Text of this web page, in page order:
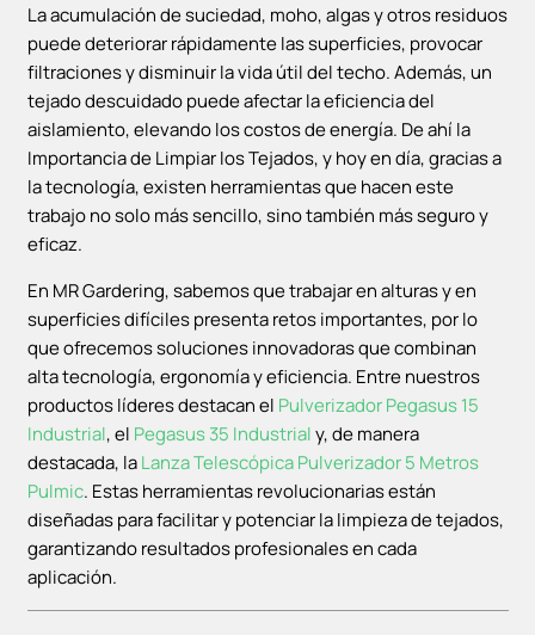
La acumulación de suciedad, moho, algas y otros residuos
puede deteriorar rápidamente las superficies, provocar
filtraciones y disminuir la vida útil del techo. Además, un
tejado descuidado puede afectar la eficiencia del
aislamiento, elevando los costos de energía. De ahí la
Importancia de Limpiar los Tejados, y hoy en día, gracias a
la tecnología, existen herramientas que hacen este
trabajo no solo más sencillo, sino también más seguro y
eficaz.
En MR Gardering, sabemos que trabajar en alturas y en
superficies difíciles presenta retos importantes, por lo
que ofrecemos soluciones innovadoras que combinan
alta tecnología, ergonomía y eficiencia. Entre nuestros
productos líderes destacan el Pulverizador Pegasus 15
Industrial, el Pegasus 35 Industrialy, de manera
destacada, laLanza Telescópica Pulverizador 5 Metros
Pulmic. Estas herramientas revolucionarias están
diseñadas para facilitar y potenciar la limpieza de tejados,
garantizando resultados profesionales en cada
aplicación.